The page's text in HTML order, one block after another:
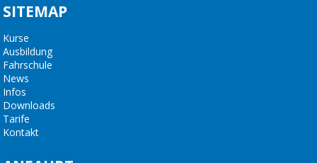
SITEMAP
Kurse
Ausbildung
Fahrschule
News
Infos
Downloads
Tarife
Kontakt